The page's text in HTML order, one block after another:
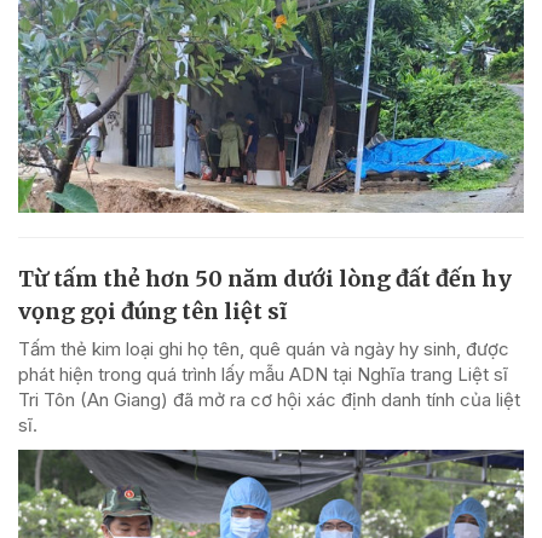
Từ tấm thẻ hơn 50 năm dưới lòng đất đến hy
vọng gọi đúng tên liệt sĩ
Tấm thẻ kim loại ghi họ tên, quê quán và ngày hy sinh, được
phát hiện trong quá trình lấy mẫu ADN tại Nghĩa trang Liệt sĩ
Tri Tôn (An Giang) đã mở ra cơ hội xác định danh tính của liệt
sĩ.